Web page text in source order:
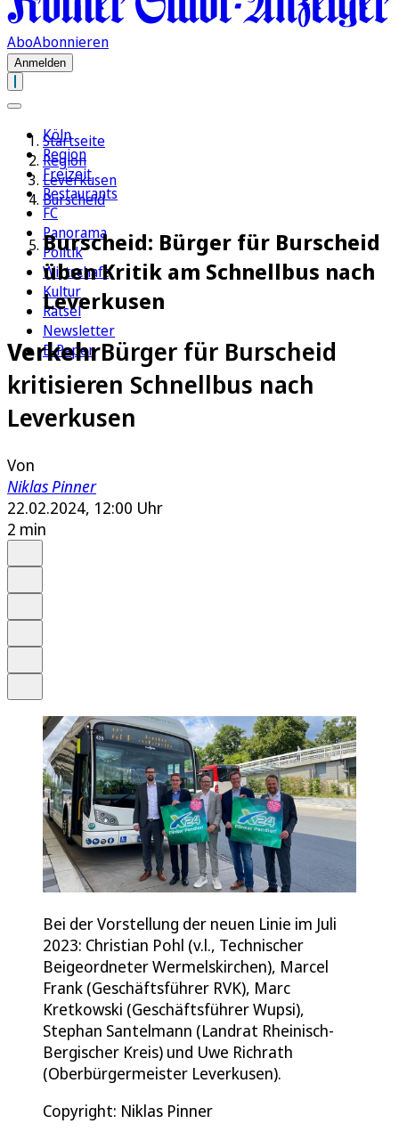
AboAbonnieren
Anmelden
Köln
Region
Freizeit
Restaurants
FC
Panorama
Politik
Wirtschaft
Kultur
Rätsel
Newsletter
E-Paper
Startseite
Region
Leverkusen
Burscheid
Burscheid: Bürger für Burscheid
üben Kritik am Schnellbus nach
Leverkusen
VerkehrBürger für Burscheid
kritisieren Schnellbus nach
Leverkusen
Von
Niklas Pinner
22.02.2024, 12:00 Uhr
2 min
Bei der Vorstellung der neuen Linie im Juli
2023: Christian Pohl (v.l., Technischer
Beigeordneter Wermelskirchen), Marcel
Frank (Geschäftsführer RVK), Marc
Kretkowski (Geschäftsführer Wupsi),
Stephan Santelmann (Landrat Rheinisch-
Bergischer Kreis) und Uwe Richrath
(Oberbürgermeister Leverkusen).
Copyright: Niklas Pinner